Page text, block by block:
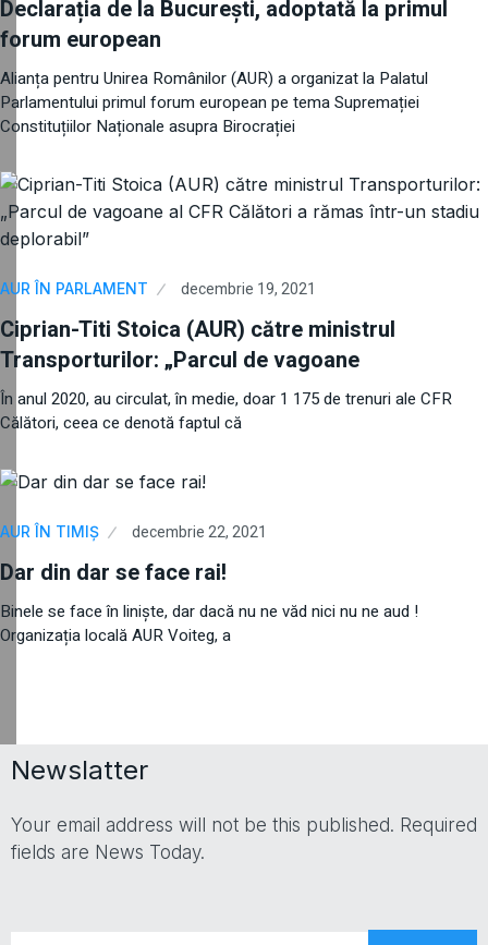
Declarația de la București, adoptată la primul
forum european
Alianța pentru Unirea Românilor (AUR) a organizat la Palatul
Parlamentului primul forum european pe tema Supremației
Constituțiilor Naționale asupra Birocrației
AUR ÎN PARLAMENT decembrie 19, 2021
Ciprian-Titi Stoica (AUR) către ministrul
Transporturilor: „Parcul de vagoane
În anul 2020, au circulat, în medie, doar 1 175 de trenuri ale CFR
Călători, ceea ce denotă faptul că
AUR ÎN TIMIȘ decembrie 22, 2021
Dar din dar se face rai!
Binele se face în liniște, dar dacă nu ne văd nici nu ne aud !
Organizația locală AUR Voiteg, a
Newslatter
Your email address will not be this published. Required
fields are News Today.